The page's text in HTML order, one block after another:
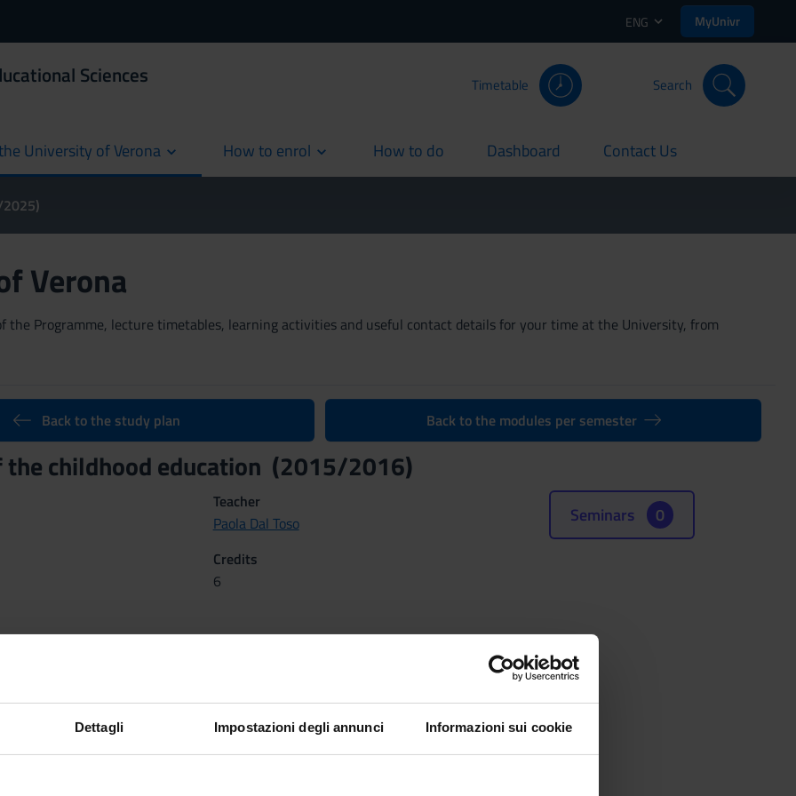
Dettagli Impostazioni degli annunci Informazioni sui cookie
ENG MyUnivr
Sciences Timetable Search
University of Verona How to enrol How to do
current Dashboard
current Contact Us
current
Verona
the Programme, lecture timetables, learning activities and useful contact details for your time at the University, from
Back to the study plan Back to the modules per semester
the childhood education (2015/2016)
Teacher
Paola Dal Toso
Credits
6
Sector (SSD)
2016 al Apr 24, 2016.
Seminars 0